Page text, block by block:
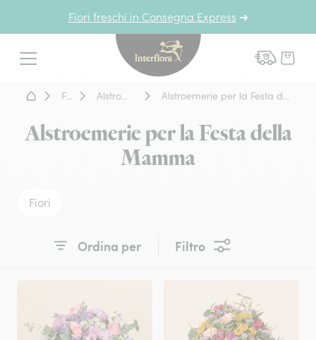
Fiori freschi in Consegna Express ➜
Menu
Interflora - fiori a
Home - Fiori a domicilio
Fiori
Alstroemerie per la Festa della
Mamma
Fiori
Ordina per Filtro